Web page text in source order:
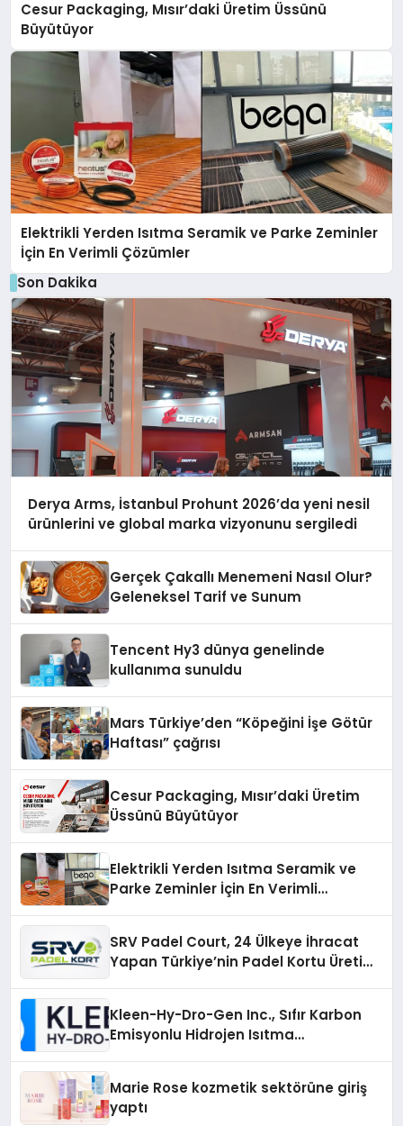
Cesur Packaging, Mısır’daki Üretim Üssünü
Büyütüyor
Elektrikli Yerden Isıtma Seramik ve Parke Zeminler
İçin En Verimli Çözümler
Son Dakika
Derya Arms, İstanbul Prohunt 2026’da yeni nesil
ürünlerini ve global marka vizyonunu sergiledi
Gerçek Çakallı Menemeni Nasıl Olur?
Geleneksel Tarif ve Sunum
Tencent Hy3 dünya genelinde
kullanıma sunuldu
Mars Türkiye’den “Köpeğini İşe Götür
Haftası” çağrısı
Cesur Packaging, Mısır’daki Üretim
Üssünü Büyütüyor
Elektrikli Yerden Isıtma Seramik ve
Parke Zeminler İçin En Verimli
SRV Padel Court, 24 Ülkeye İhracat
Yapan Türkiye’nin Padel Kortu Üretim
Kleen-Hy-Dro-Gen Inc., Sıfır Karbon
Emisyonlu Hidrojen Isıtma
Marie Rose kozmetik sektörüne giriş
yaptı